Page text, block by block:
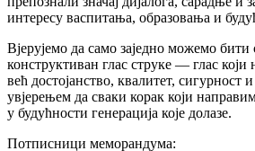
интересу васпитања, образовања и
Вјерујемо да само заједно можемо
конструктиван глас струке — глас који
већ достојанство, квалитет, сигурност
увјерењем да сваки корак који
у будућности генерација које долазе.
Потписници меморандума: